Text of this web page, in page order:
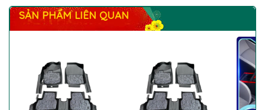
SẢN PHẨM LIÊN QUAN